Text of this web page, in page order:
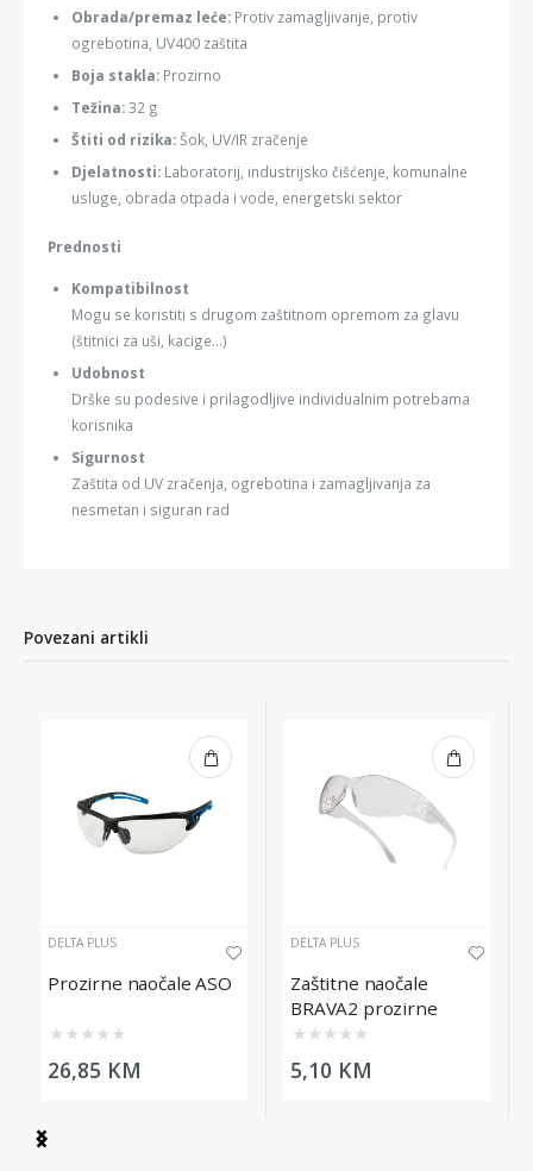
Obrada/premaz leće: Protiv zamagljivanje, protiv
ogrebotina, UV400 zaštita
Boja stakla: Prozirno
Težina: 32 g
Štiti od rizika:Šok, UV/IR zračenje
Djelatnosti: Laboratorij, industrijsko čišćenje, komunalne
usluge, obrada otpada i vode, energetski sektor
Prednosti
Kompatibilnost
Mogu se koristiti s drugom zaštitnom opremom za glavu
(štitnici za uši, kacige...)
Udobnost
Drške su podesive i prilagodljive individualnim potrebama
korisnika
Sigurnost
Zaštita od UV zračenja, ogrebotina i zamagljivanja za
nesmetan i siguran rad
Povezani artikli
DELTA PLUS
Prozirne naočale ASO
★ ★ ★ ★ ★
26,85 KM
DELTA PLUS
Zaštitne naočale
BRAVA2 prozirne
★ ★ ★ ★ ★
5,10 KM
Item